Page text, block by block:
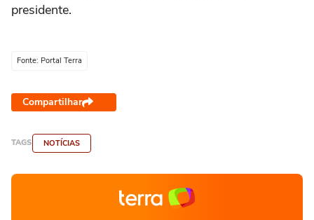
presidente.
Fonte: Portal Terra
Compartilhar
TAGS NOTÍCIAS